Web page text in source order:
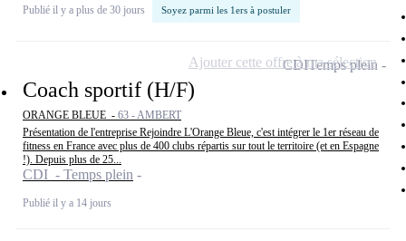
Publié il y a plus de 30 jours Soyez parmi les 1ers à postuler
Coach sportif (H/F)
ORANGE BLEUE - 63 - AMBERT
Présentation de l'entreprise Rejoindre L'Orange Bleue, c'est intégrer le 1er réseau de
fitness en France avec plus de 400 clubs répartis sur tout le territoire (et en Espagne
!). Depuis plus de 25...
CDI - Temps plein
Publié il y a 14 jours
CDITemps plein
Ajouter cette offre à ma sélection